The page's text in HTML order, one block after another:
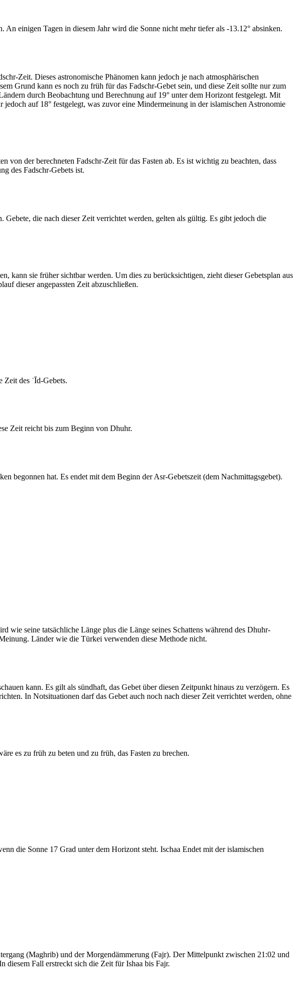
einigen Tagen in diesem Jahr wird die Sonne nicht mehr tiefer als -13.12° absinken.
Zeit. Dieses astronomische Phänomen kann jedoch je nach atmosphärischen
Grund kann es noch zu früh für das Fadschr-Gebet sein, und diese Zeit sollte nur zum
durch Beobachtung und Berechnung auf 19° unter dem Horizont festgelegt. Mit
auf 18° festgelegt, was zuvor eine Mindermeinung in der islamischen Astronomie
von der berechneten Fadschr-Zeit für das Fasten ab. Es ist wichtig zu beachten, dass
des Fadschr-Gebets ist.
die nach dieser Zeit verrichtet werden, gelten als gültig. Es gibt jedoch die
kann sie früher sichtbar werden. Um dies zu berücksichtigen, zieht dieser Gebetsplan aus
dieser angepassten Zeit abzuschließen.
des ʿĪd-Gebets.
Zeit reicht bis zum Beginn von Dhuhr.
begonnen hat. Es endet mit dem Beginn der Asr-Gebetszeit (dem Nachmittagsgebet).
seine tatsächliche Länge plus die Länge seines Schattens während des Dhuhr-
Länder wie die Türkei verwenden diese Methode nicht.
kann. Es gilt als sündhaft, das Gebet über diesen Zeitpunkt hinaus zu verzögern. Es
In Notsituationen darf das Gebet auch noch nach dieser Zeit verrichtet werden, ohne
es zu früh zu beten und zu früh, das Fasten zu brechen.
die Sonne 17 Grad unter dem Horizont steht. Ischaa Endet mit der islamischen
(Maghrib) und der Morgendämmerung (Fajr). Der Mittelpunkt zwischen 21:02 und
diesem Fall erstreckt sich die Zeit für Ishaa bis Fajr.